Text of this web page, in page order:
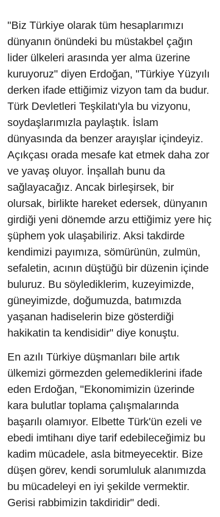
"Biz Türkiye olarak tüm hesaplarımızı
dünyanın önündeki bu müstakbel çağın
lider ülkeleri arasında yer alma üzerine
kuruyoruz" diyen Erdoğan, "Türkiye Yüzyılı
derken ifade ettiğimiz vizyon tam da budur.
Türk Devletleri Teşkilatı'yla bu vizyonu,
soydaşlarımızla paylaştık. İslam
dünyasında da benzer arayışlar içindeyiz.
Açıkçası orada mesafe kat etmek daha zor
ve yavaş oluyor. İnşallah bunu da
sağlayacağız. Ancak birleşirsek, bir
olursak, birlikte hareket edersek, dünyanın
girdiği yeni dönemde arzu ettiğimiz yere hiç
şüphem yok ulaşabiliriz. Aksi takdirde
kendimizi payımıza, sömürünün, zulmün,
sefaletin, acının düştüğü bir düzenin içinde
buluruz. Bu söylediklerim, kuzeyimizde,
güneyimizde, doğumuzda, batımızda
yaşanan hadiselerin bize gösterdiği
hakikatin ta kendisidir" diye konuştu.
En azılı Türkiye düşmanları bile artık
ülkemizi görmezden gelemediklerini ifade
eden Erdoğan, "Ekonomimizin üzerinde
kara bulutlar toplama çalışmalarında
başarılı olamıyor. Elbette Türk'ün ezeli ve
ebedi imtihanı diye tarif edebileceğimiz bu
kadim mücadele, asla bitmeyecektir. Bize
düşen görev, kendi sorumluluk alanımızda
bu mücadeleyi en iyi şekilde vermektir.
Gerisi rabbimizin takdiridir" dedi.